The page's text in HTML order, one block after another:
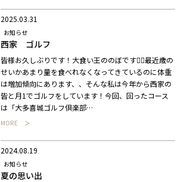
西家 ゴルフ
2025.03.31
お知らせ
皆様お久しぶりです！大食い王ののぼです🙎‍♂️最近歳の
せいかあまり量を食べれなくなってきているのに体重
は増加傾向にあります、、そんな私は今年から西家の
皆と月1でゴルフをしています！今回、回ったコース
は「大多喜城ゴルフ倶楽部…
MORE
夏の思い出
2024.08.19
お知らせ